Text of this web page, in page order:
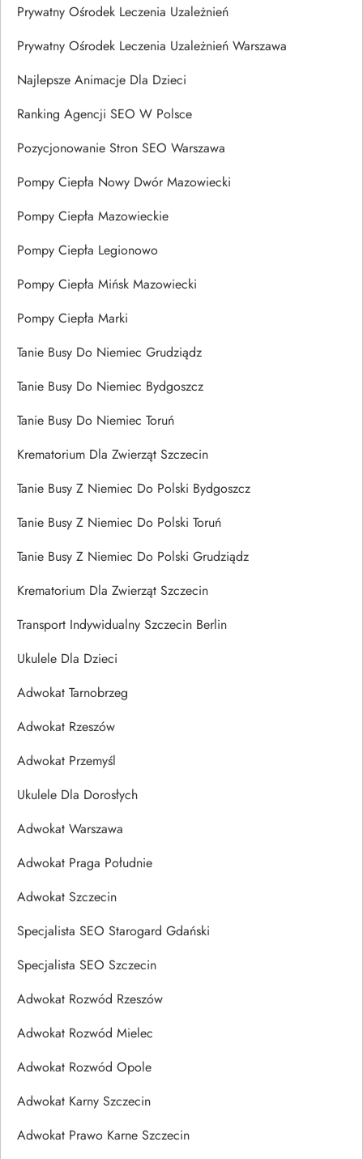
Prywatny Ośrodek Leczenia Uzależnień
Prywatny Ośrodek Leczenia Uzależnień Warszawa
Najlepsze Animacje Dla Dzieci
Ranking Agencji SEO W Polsce
Pozycjonowanie Stron SEO Warszawa
Pompy Ciepła Nowy Dwór Mazowiecki
Pompy Ciepła Mazowieckie
Pompy Ciepła Legionowo
Pompy Ciepła Mińsk Mazowiecki
Pompy Ciepła Marki
Tanie Busy Do Niemiec Grudziądz
Tanie Busy Do Niemiec Bydgoszcz
Tanie Busy Do Niemiec Toruń
Krematorium Dla Zwierząt Szczecin
Tanie Busy Z Niemiec Do Polski Bydgoszcz
Tanie Busy Z Niemiec Do Polski Toruń
Tanie Busy Z Niemiec Do Polski Grudziądz
Krematorium Dla Zwierząt Szczecin
Transport Indywidualny Szczecin Berlin
Ukulele Dla Dzieci
Adwokat Tarnobrzeg
Adwokat Rzeszów
Adwokat Przemyśl
Ukulele Dla Dorosłych
Adwokat Warszawa
Adwokat Praga Południe
Adwokat Szczecin
Specjalista SEO Starogard Gdański
Specjalista SEO Szczecin
Adwokat Rozwód Rzeszów
Adwokat Rozwód Mielec
Adwokat Rozwód Opole
Adwokat Karny Szczecin
Adwokat Prawo Karne Szczecin